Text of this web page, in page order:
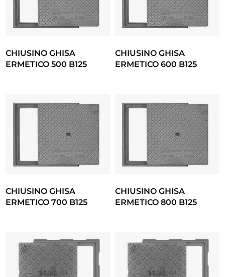
CHIUSINO GHISA
ERMETICO 500 B125
CHIUSINO GHISA
ERMETICO 600 B125
CHIUSINO GHISA
ERMETICO 700 B125
CHIUSINO GHISA
ERMETICO 800 B125